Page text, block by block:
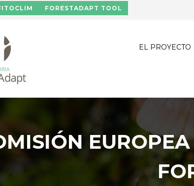
FORESTADAPT TOOL
EL PROYECTO